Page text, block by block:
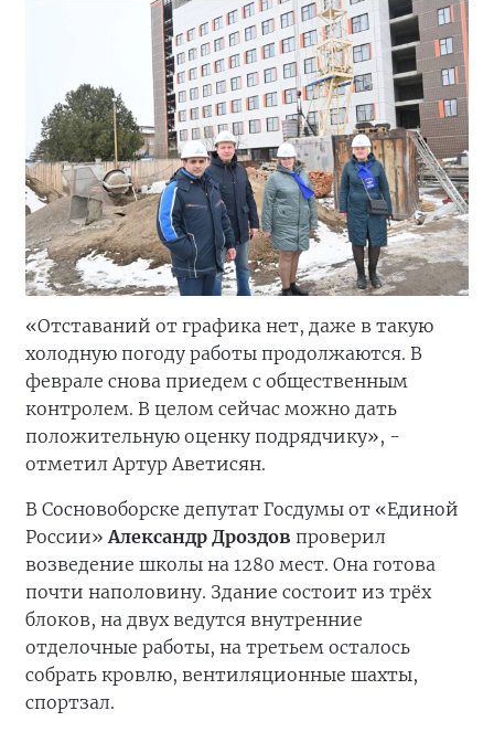
«Отставаний от графика нет, даже в такую
холодную погоду работы продолжаются. В
феврале снова приедем с общественным
контролем. В целом сейчас можно дать
положительную оценку подрядчику», -
отметил Артур Аветисян.
В Сосновоборске депутат Госдумы от «Единой
России»Александр Дроздов проверил
возведение школы на 1280 мест. Она готова
почти наполовину. Здание состоит из трёх
блоков, на двух ведутся внутренние
отделочные работы, на третьем осталось
собрать кровлю, вентиляционные шахты,
спортзал.